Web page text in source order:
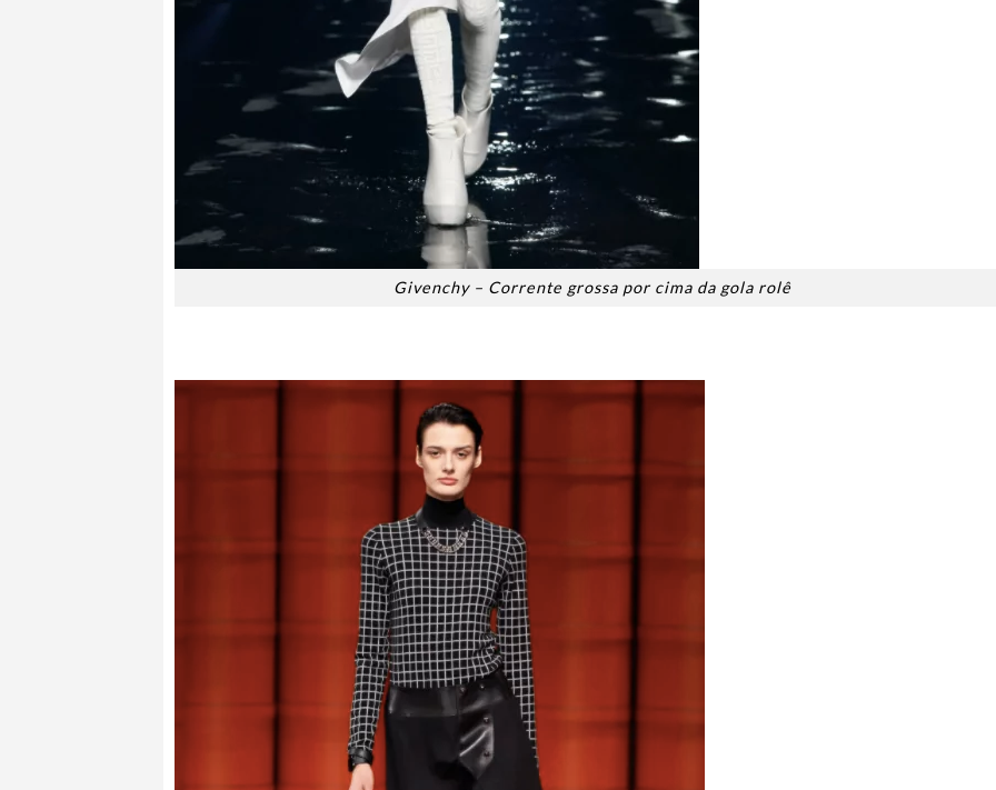
Givenchy – Corrente grossa por cima da gola rolê